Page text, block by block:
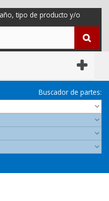
tipo de producto y/o
Buscador de partes: